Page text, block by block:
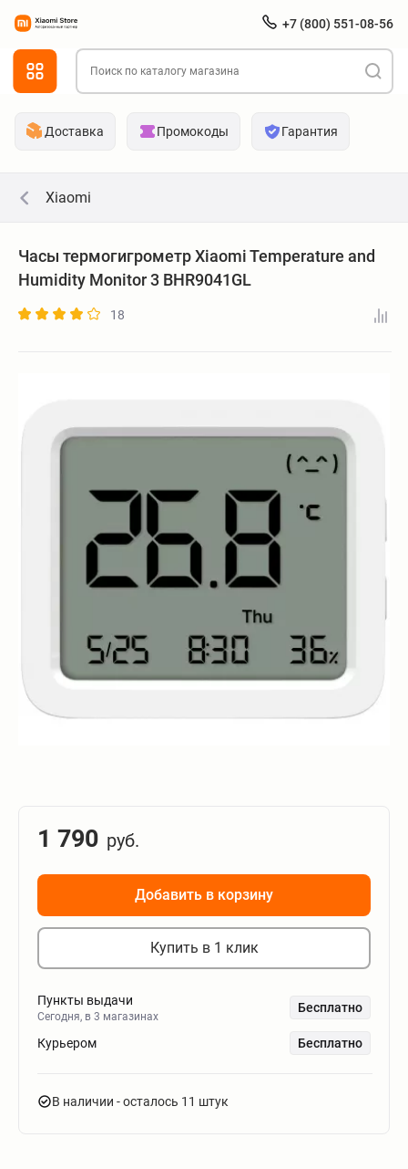
+7 (800) 551-08-56
Доставка Промокоды Гарантия
Xiaomi
Часы термогигрометр Xiaomi Temperature and
Humidity Monitor 3 BHR9041GL
18
1 790 руб.
Добавить в корзину
Купить в 1 клик
Пункты выдачи
Сегодня, в 3 магазинах
Бесплатно
Курьером Бесплатно
В наличии - осталось 11 штук